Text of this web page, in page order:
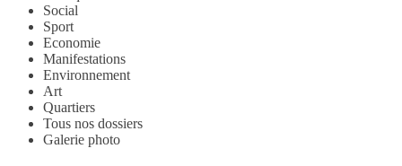
Social
Sport
Economie
Manifestations
Environnement
Art
Quartiers
Tous nos dossiers
Galerie photo